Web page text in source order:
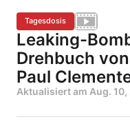
Tagesdosis
Leaking-
Drehbuch
Paul
Aktualisiert am Aug.